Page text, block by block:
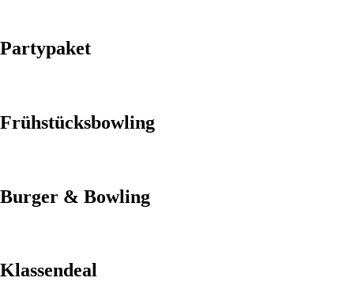
Partypaket
Frühstücksbowling
Burger & Bowling
Klassendeal